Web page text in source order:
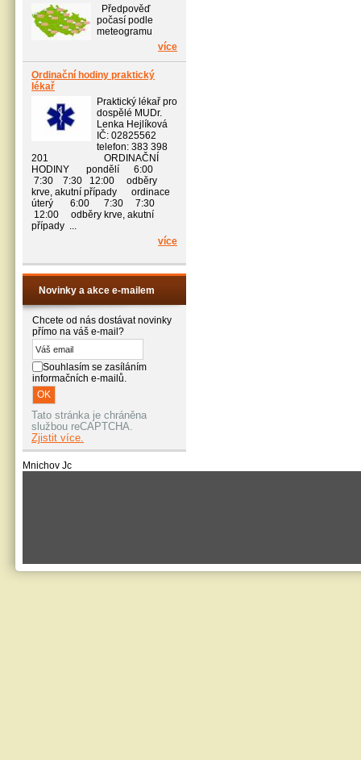
Předpověď
počasí podle
meteogramu
více
Ordinační hodiny praktický
lékař
Praktický lékař pro
dospělé MUDr.
Lenka Hejlíková
IČ: 02825562
telefon: 383 398
201 ORDINAČNÍ
HODINY pondělí 6:00
7:30 7:30 12:00 odběry
krve, akutní případy ordinace
úterý 6:00 7:30 7:30
12:00 odběry krve, akutní
případy ...
více
Novinky a akce e-mailem
Chcete od nás dostávat novinky
přímo na váš e-mail?
Souhlasím se zasíláním
informačních e-mailů.
Tato stránka je chráněna
službou reCAPTCHA.
Zjistit více.
Mnichov Jc